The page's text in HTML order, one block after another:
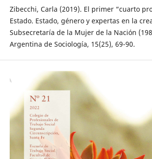
Zibecchi, Carla (2019). El primer “cuarto
Estado. Estado, género y expertas en la
Subsecretaría de la Mujer de la Nación
Argentina de Sociología, 15(25), 69-90.